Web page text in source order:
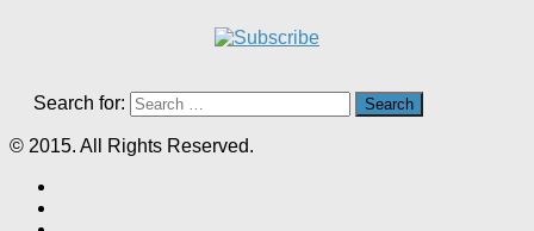
Search for:
© 2015. All Rights Reserved.